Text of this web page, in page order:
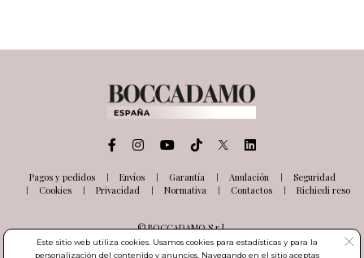
Pagos y pedidos Envíos Garantía Anulación
Seguridad
Cookies
Privacidad Normativa Contactos Richiedi reso
© BOCCADAMO S.r.l.
Via delle Industrie, 26
03100 Frosinone (FR) Italia
Este sitio web utiliza cookies. Usamos cookies para estadísticas y para la
personalización del contenido y anuncios. Navegando en el sitio aceptas